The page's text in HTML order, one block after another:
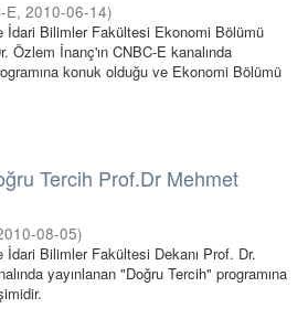
E, 2010-06-14)
İdari Bilimler Fakültesi Ekonomi Bölümü
Özlem İnanç'ın CNBC-E kanalında
konuk olduğu ve Ekonomi Bölümü
Tercih Prof.Dr Mehmet
08-05)
Bilimler Fakültesi Dekanı Prof. Dr.
yayınlanan "Doğru Tercih" programına